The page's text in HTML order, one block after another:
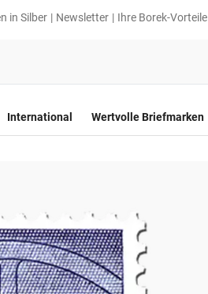
in Silber Newsletter Ihre Borek-Vorteile
International Wertvolle Briefmarken